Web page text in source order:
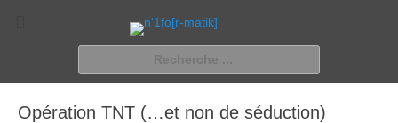
n'1fo[r-matik]
Pour les nymphos d'infos en info…
Opération TNT (…et non de séduction)